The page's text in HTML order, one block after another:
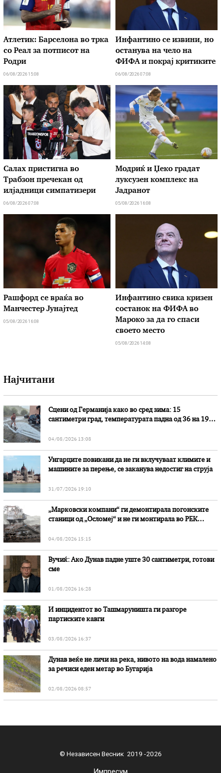
Атлетик: Барселона во трка
со Реал за потписот на
Родри
06/08/2026 15:08
Инфантино се извини, но
останува на чело на
ФИФА и покрај критиките
06/08/2026 07:08
Салах пристигна во
Трабзон пречекан од
илјадници симпатизери
06/08/2026 07:08
Модриќ и Џеко градат
луксузен комплекс на
Јадранот
05/08/2026 16:08
Рашфорд се враќа во
Манчестер Јунајтед
05/08/2026 16:08
Инфантино свика кризен
состанок на ФИФА во
Мароко за да го спаси
своето место
05/08/2026 14:08
Најчитани
Сцени од Германија како во сред зима: 15
сантиметри град, температурата падна од 36 на 19
04/08/2026 13:08
Унгарците повикани да не ги вклучуваат климите и
машините за перење, се заканува недостиг на струја
31/07/2026 19:10
„Марковски компани“ ги демонтирала погонските
станици од „Осломеј“ и не ги монтирала во РЕК
04/08/2026 15:15
Вучиќ: Ако Дунав падне уште 30 сантиметри, готови
сме
01/08/2026 16:28
И инцидентот во Ташмаруништa ги разгоре
партиските кавги
03/08/2026 16:37
Дунав веќе не личи на река, нивото на вода намалено
за речиси еден метар во Бугарија
02/08/2026 08:57
© Независен Весник 2019 -2026